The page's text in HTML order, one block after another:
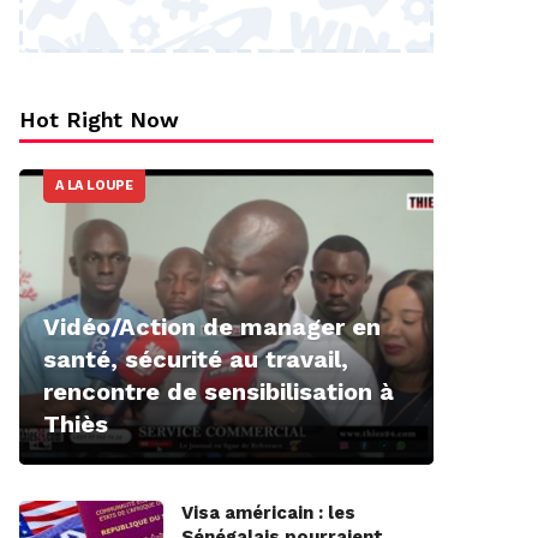
Hot Right Now
A LA LOUPE
Vidéo/Action de manager en
santé, sécurité au travail,
rencontre de sensibilisation à
Thiès
Visa américain : les